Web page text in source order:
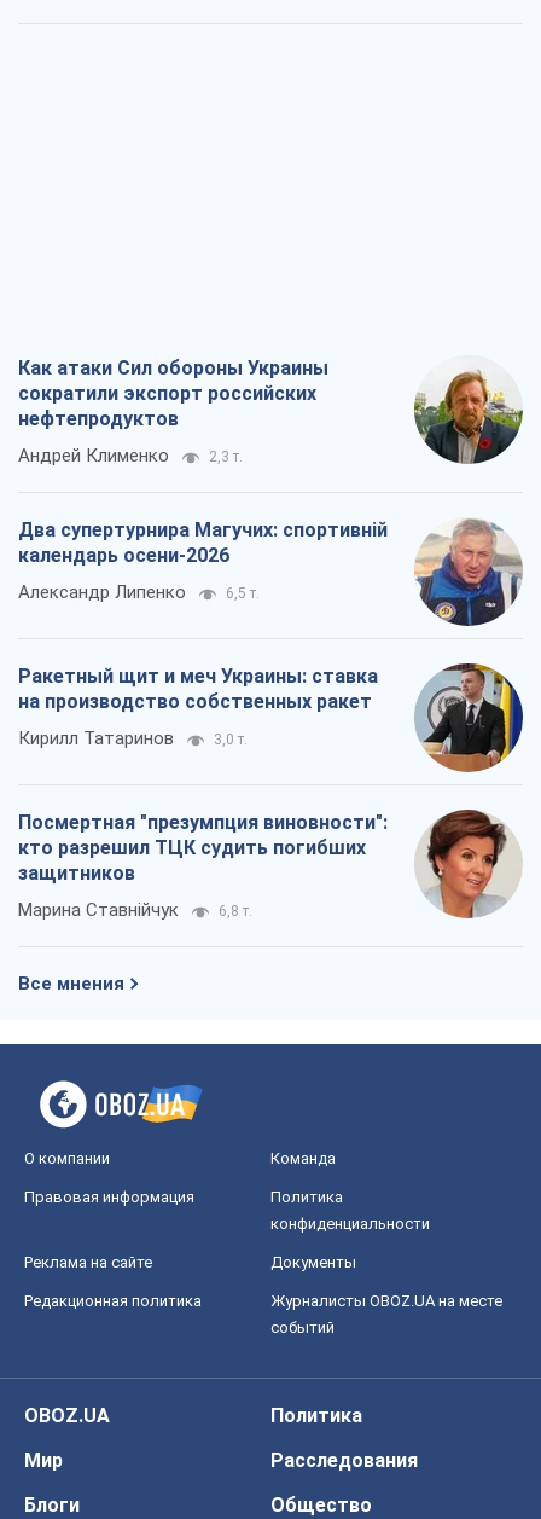
Как атаки Сил обороны Украины
сократили экспорт российских
нефтепродуктов
Андрей Клименко 2,3 т.
Два супертурнира Магучих: спортивній
календарь осени-2026
Александр Липенко 6,5 т.
Ракетный щит и меч Украины: ставка
на производство собственных ракет
Кирилл Татаринов 3,0 т.
Посмертная "презумпция виновности":
кто разрешил ТЦК судить погибших
защитников
Марина Ставнійчук 6,8 т.
Все мнения
О компании Команда
Правовая информация
Политика
конфиденциальности
Реклама на сайте Документы
Редакционная политика
Журналисты OBOZ.UA на месте
событий
OBOZ.UA
Политика
Мир
Расследования
Блоги
Общество